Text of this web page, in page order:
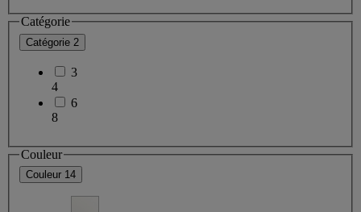
Catégorie
Catégorie 2
3
4
6
8
Couleur
Couleur 14